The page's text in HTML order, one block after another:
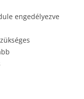
engedélyezve